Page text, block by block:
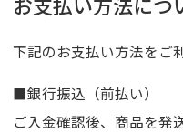
下記のお支払い方法をご
■銀行振込（前払い）
ご入金確認後、商品を発